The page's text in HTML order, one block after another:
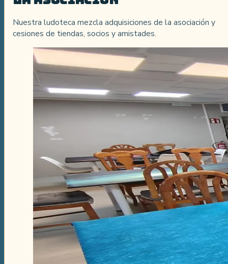
Nuestra ludoteca mezcla adquisiciones de la asociación y
cesiones de tiendas, socios y amistades.